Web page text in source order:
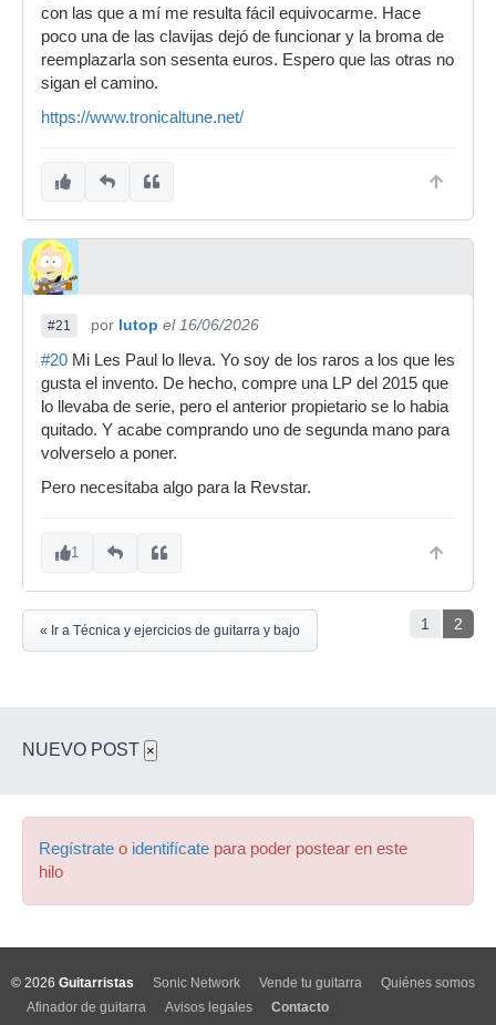
con las que a mí me resulta fácil equivocarme. Hace
poco una de las clavijas dejó de funcionar y la broma de
reemplazarla son sesenta euros. Espero que las otras no
sigan el camino.
https://www.tronicaltune.net/
#21 por lutop el 16/06/2026
#20 Mi Les Paul lo lleva. Yo soy de los raros a los que les
gusta el invento. De hecho, compre una LP del 2015 que
lo llevaba de serie, pero el anterior propietario se lo habia
quitado. Y acabe comprando uno de segunda mano para
volverselo a poner.
Pero necesitaba algo para la Revstar.
1
1 2
« Ir a Técnica y ejercicios de guitarra y bajo
NUEVO POST ×
Regístrate o identifícate para poder postear en este
hilo
© 2026 Guitarristas Sonic Network Vende tu guitarra
Quiénes somos
Afinador de guitarra
Avisos legales Contacto